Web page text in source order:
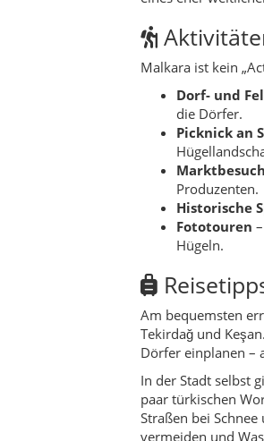
Am bequemsten
Tekirdağ und
Dörfer einplanen
In der Stadt
paar türkischen
Straßen bei
vermeiden und
Da Malkara stark
besonders wichtig.
vieles hier ist
Unterstütze lokale
Marktständen
der trockenen
Für wen
Roadtrip-